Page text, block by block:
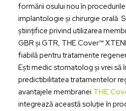
formării osului nou în
implantologie și chirurgie orală.
științifice privind utilizarea
GBR și GTR, THE Cover™
fiabilă pentru tratamente
Ești medic stomatolog și vrei să
predictibilitatea tratamentelor
avantajele membranei THE
integrează această soluție în